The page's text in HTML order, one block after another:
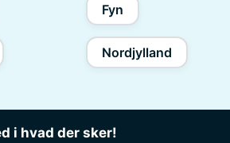
Fyn
Nordjylland